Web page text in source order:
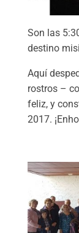
Son las
destino
Aquí
rostros –
feliz, y
2017.